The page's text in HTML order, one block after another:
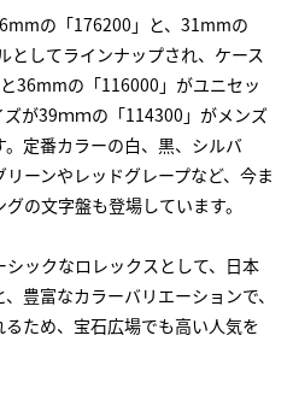
の「176200」と、31mmの
としてラインナップされ、ケース
36mmの「116000」がユニセッ
が39ｍｍの「114300」がメンズ
定番カラーの白、黒、シルバ
ーンやレッドグレープなど、今ま
の文字盤も登場しています。
シックなロレックスとして、日本
豊富なカラーバリエーションで、
ため、宝石広場でも高い人気を